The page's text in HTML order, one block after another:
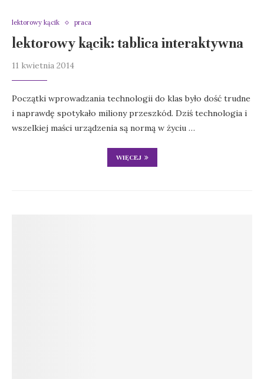
lektorowy kącik praca
lektorowy kącik: tablica interaktywna
11 kwietnia 2014
Początki wprowadzania technologii do klas było dość trudne
i naprawdę spotykało miliony przeszkód. Dziś technologia i
wszelkiej maści urządzenia są normą w życiu …
WIĘCEJ